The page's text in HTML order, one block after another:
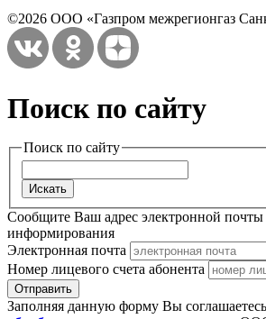
©2026 ООО «Газпром межрегионгаз
Поиск по сайту
Поиск по сайту
Сообщите Ваш адрес электронной почты
информирования
Электронная почта
Номер лицевого счета абонента
Заполняя данную форму Вы